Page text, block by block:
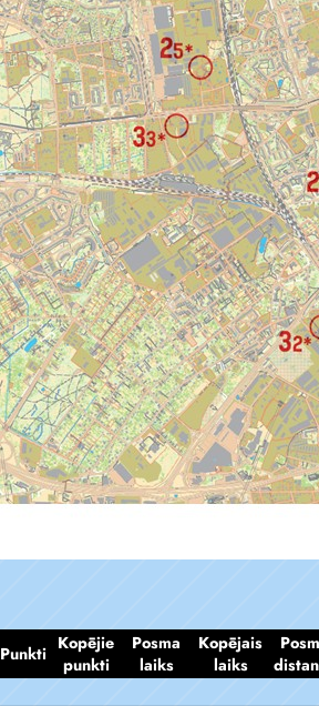
Punkti Kopējie
punkti
Posma
laiks
Kopējais
laiks